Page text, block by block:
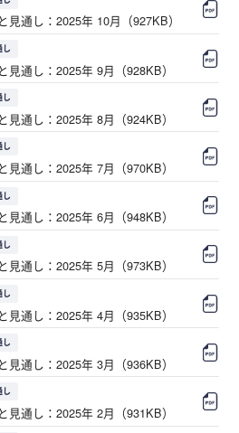
見通し：2025年 10月（927KB）
し
見通し：2025年 9月（928KB）
し
見通し：2025年 8月（924KB）
し
見通し：2025年 7月（970KB）
し
見通し：2025年 6月（948KB）
し
見通し：2025年 5月（973KB）
し
見通し：2025年 4月（935KB）
し
見通し：2025年 3月（936KB）
し
見通し：2025年 2月（931KB）